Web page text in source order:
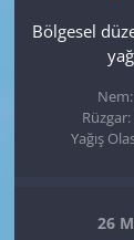
Bölgesel
Yağış
26